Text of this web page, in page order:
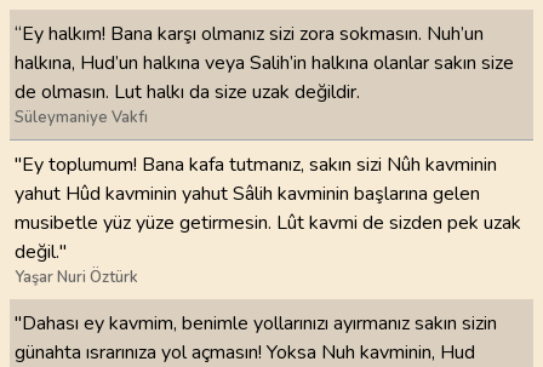
“Ey halkım! Bana karşı olmanız sizi zora sokmasın. Nuh’un
halkına, Hud’un halkına veya Salih’in halkına olanlar sakın size
de olmasın. Lut halkı da size uzak değildir.
Süleymaniye Vakfı
"Ey toplumum! Bana kafa tutmanız, sakın sizi Nûh kavminin
yahut Hûd kavminin yahut Sâlih kavminin başlarına gelen
musibetle yüz yüze getirmesin. Lût kavmi de sizden pek uzak
değil."
Yaşar Nuri Öztürk
"Dahası ey kavmim, benimle yollarınızı ayırmanız sakın sizin
günahta ısrarınıza yol açmasın! Yoksa Nuh kavminin, Hud